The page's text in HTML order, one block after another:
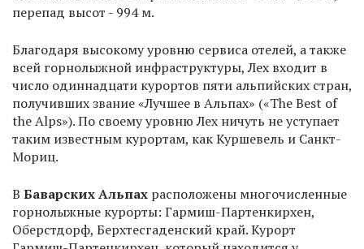
перепад высот - 994 м.
Благодаря высокому уровню сервиса отелей, а также
всей горнолыжной инфраструктуры, Лех входит в
число одиннадцати курортов пяти альпийских стран,
получивших звание «Лучшее в Альпах» («The Best of
the Alps»). По своему уровню Лех ничуть не уступает
таким известным курортам, как Куршевель и Санкт-
Мориц.
В Баварских Альпах расположены многочисленные
горнолыжные курорты: Гармиш-Партенкирхен,
Оберстдорф, Берхтесгаденский край. Курорт